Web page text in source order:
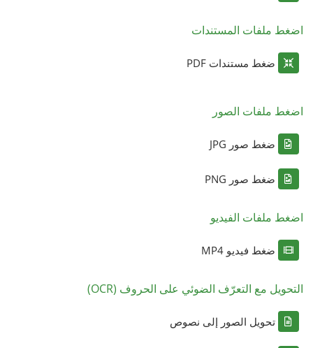
اضغط ملفات المستندات
ضغط مستندات PDF
اضغط ملفات الصور
ضغط صور JPG
ضغط صور PNG
اضغط ملفات الفيديو
ضغط فيديو MP4
التحويل مع التعرّف الضوئي على الحروف (OCR)
تحويل الصور إلى نصوص